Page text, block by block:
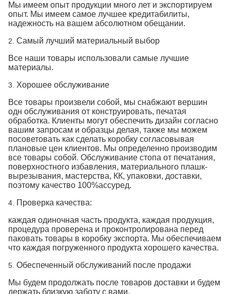
Мы имеем опыт продукции много лет и экспортируем
опыт. Мы имеем самое лучшее кредитабилиты,
надежность на вашем абсолютном обещании.
2. Самый лучший материальный выбор
Все наши товары использовали самые лучшие
материалы.
3. Хорошее обслуживание
Все товары произвели собой, мы снабжают вершин
одн обслуживания от конструировать, печатая
обработка. Клиенты могут обеспечить дизайн согласно
вашим запросам и образцы делая, также мы можем
посоветовать как сделать коробку согласовывая
плановые цен клиентов. Мы определенно производим
все товары собой. Обслуживание стопа от печатания,
поверхностного избавления, материального плашк-
вырезывания, мастерства, КК, упаковки, доставки,
поэтому качество 100%ассуред.
4.
Проверка качества:
каждая одиночная часть продукта, каждая продукция,
процедура проверена и проконтролирована перед
паковать товары в коробку экспорта. Мы обеспечиваем
что каждая погруженного продукта хорошего качества.
5. Обеспеченный обслуживаний после продажи
Мы будем продолжать после товаров доставки и будем
держать близкую заботу с вами.